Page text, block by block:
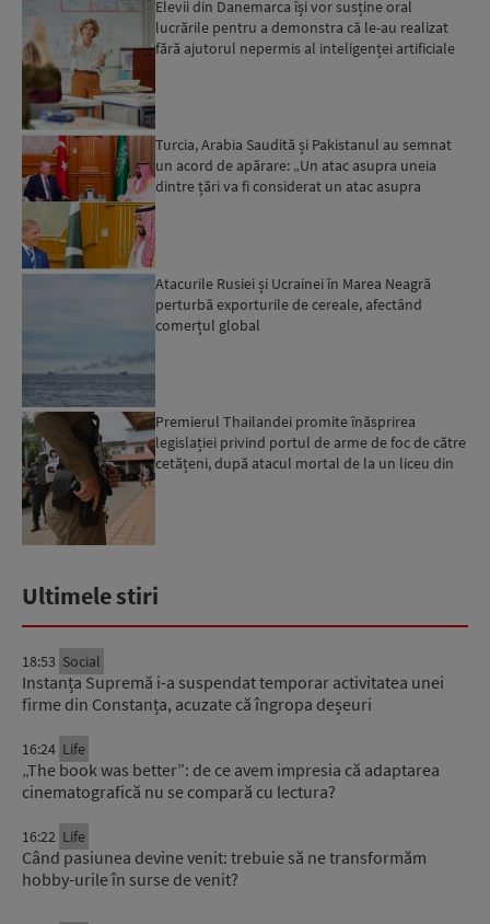
Elevii din Danemarca își vor susține oral
lucrările pentru a demonstra că le-au realizat
fără ajutorul nepermis al inteligenței artificiale
Turcia, Arabia Saudită și Pakistanul au semnat
un acord de apărare: „Un atac asupra uneia
dintre țări va fi considerat un atac asupra
Atacurile Rusiei și Ucrainei în Marea Neagră
perturbă exporturile de cereale, afectând
comerțul global
Premierul Thailandei promite înăsprirea
legislației privind portul de arme de foc de către
cetățeni, după atacul mortal de la un liceu din
Ultimele stiri
18:53 Social
Instanța Supremă i-a suspendat temporar activitatea unei
firme din Constanța, acuzate că îngropa deșeuri
16:24 Life
„The book was better”: de ce avem impresia că adaptarea
cinematografică nu se compară cu lectura?
16:22 Life
Când pasiunea devine venit: trebuie să ne transformăm
hobby-urile în surse de venit?